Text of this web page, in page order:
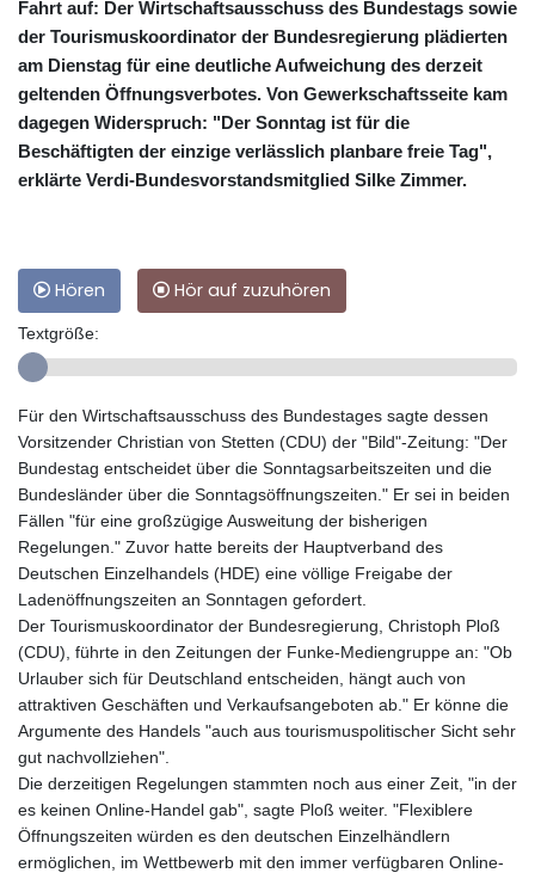
Fahrt auf: Der Wirtschaftsausschuss des Bundestags sowie
der Tourismuskoordinator der Bundesregierung plädierten
am Dienstag für eine deutliche Aufweichung des derzeit
geltenden Öffnungsverbotes. Von Gewerkschaftsseite kam
dagegen Widerspruch: "Der Sonntag ist für die
Beschäftigten der einzige verlässlich planbare freie Tag",
erklärte Verdi-Bundesvorstandsmitglied Silke Zimmer.
Hören Hör auf zuzuhören
Textgröße:
Für den Wirtschaftsausschuss des Bundestages sagte dessen
Vorsitzender Christian von Stetten (CDU) der "Bild"-Zeitung: "Der
Bundestag entscheidet über die Sonntagsarbeitszeiten und die
Bundesländer über die Sonntagsöffnungszeiten." Er sei in beiden
Fällen "für eine großzügige Ausweitung der bisherigen
Regelungen." Zuvor hatte bereits der Hauptverband des
Deutschen Einzelhandels (HDE) eine völlige Freigabe der
Ladenöffnungszeiten an Sonntagen gefordert.
Der Tourismuskoordinator der Bundesregierung, Christoph Ploß
(CDU), führte in den Zeitungen der Funke-Mediengruppe an: "Ob
Urlauber sich für Deutschland entscheiden, hängt auch von
attraktiven Geschäften und Verkaufsangeboten ab." Er könne die
Argumente des Handels "auch aus tourismuspolitischer Sicht sehr
gut nachvollziehen".
Die derzeitigen Regelungen stammten noch aus einer Zeit, "in der
es keinen Online-Handel gab", sagte Ploß weiter. "Flexiblere
Öffnungszeiten würden es den deutschen Einzelhändlern
ermöglichen, im Wettbewerb mit den immer verfügbaren Online-